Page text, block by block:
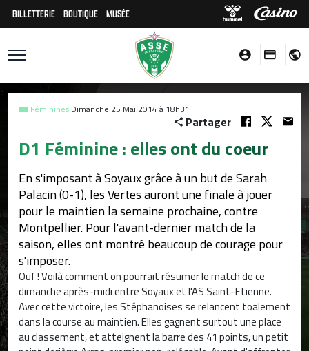
BILLETTERIE BOUTIQUE MUSÉE
Féminines Dimanche 25 Mai 2014 à 18h31
Partager
D1 Féminine : elles ont du coeur
En s'imposant à Soyaux grâce à un but de Sarah
Palacin (0-1), les Vertes auront une finale à jouer
pour le maintien la semaine prochaine, contre
Montpellier. Pour l'avant-dernier match de la
saison, elles ont montré beaucoup de courage pour
s'imposer.
Ouf ! Voilà comment on pourrait résumer le match de ce
dimanche après-midi entre Soyaux et l'AS Saint-Etienne.
Avec cette victoire, les Stéphanoises se relancent toalement
dans la course au maintien. Elles gagnent surtout une place
au classement, et atteignent la barre des 41 points, un petit